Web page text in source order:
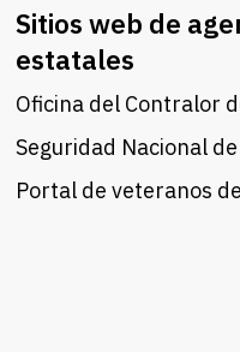
Sitios web de
estatales
Oficina del Contralor
Seguridad Nacional
Portal de veteranos